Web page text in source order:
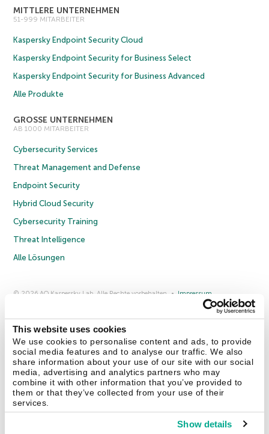
This website uses cookies
We use cookies to personalise content and ads, to provide
social media features and to analyse our traffic. We also
share information about your use of our site with our social
media, advertising and analytics partners who may
combine it with other information that you’ve provided to
them or that they’ve collected from your use of their
services.
Show details
MITTLERE UNTERNEHMEN
51-999 MITARBEITER
Kaspersky Endpoint Security Cloud
Kaspersky Endpoint Security for Business Select
Kaspersky Endpoint Security for Business Advanced
Alle Produkte
GROSSE UNTERNEHMEN
AB 1000 MITARBEITER
Cybersecurity Services
Threat Management and Defense
Endpoint Security
Hybrid Cloud Security
Cybersecurity Training
Threat Intelligence
Alle Lösungen
© 2026 AO Kaspersky Lab. Alle Rechte vorbehalten.
Impressum
Lizenzvereinbarung B2B
Kontakt Über uns Partner Blog
Weitere Informationen
Pressemitteilungen
Securelist Eugene Personal Blog Enzyklopädie